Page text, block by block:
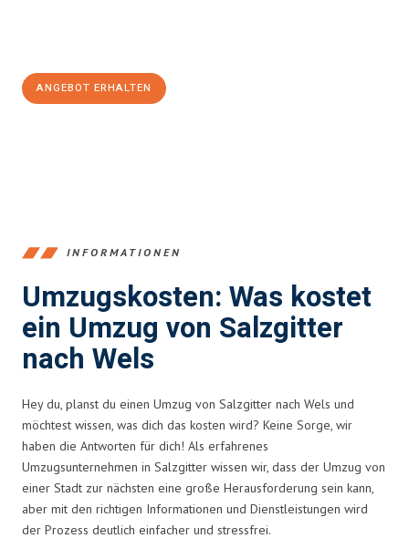
ANGEBOT ERHALTEN
INFORMATIONEN
Umzugskosten: Was kostet
ein Umzug von Salzgitter
nach Wels
Hey du, planst du einen Umzug von Salzgitter nach Wels und
möchtest wissen, was dich das kosten wird? Keine Sorge, wir
haben die Antworten für dich! Als erfahrenes
Umzugsunternehmen in Salzgitter wissen wir, dass der Umzug von
einer Stadt zur nächsten eine große Herausforderung sein kann,
aber mit den richtigen Informationen und Dienstleistungen wird
der Prozess deutlich einfacher und stressfrei.